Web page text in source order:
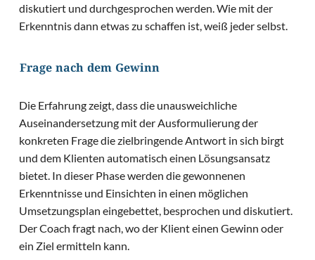
diskutiert und durchgesprochen werden. Wie mit der
Erkenntnis dann etwas zu schaffen ist, weiß jeder selbst.
Frage nach dem Gewinn
Die Erfahrung zeigt, dass die unausweichliche
Auseinandersetzung mit der Ausformulierung der
konkreten Frage die zielbringende Antwort in sich birgt
und dem Klienten automatisch einen Lösungsansatz
bietet. In dieser Phase werden die gewonnenen
Erkenntnisse und Einsichten in einen möglichen
Umsetzungsplan eingebettet, besprochen und diskutiert.
Der Coach fragt nach, wo der Klient einen Gewinn oder
ein Ziel ermitteln kann.